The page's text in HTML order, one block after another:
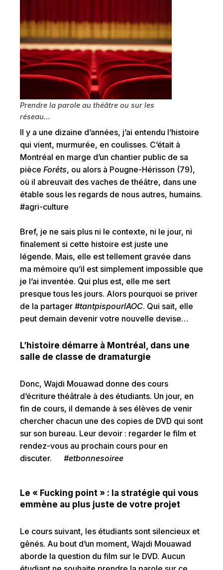
Prendre la parole au théâtre ou sur les
réseau…
Il y a une dizaine d’années, j’ai entendu l’histoire
qui vient, murmurée, en coulisses. C’était à
Montréal en marge d’un chantier public de sa
pièce Forêts, ou alors à Pougne-Hérisson (79),
où il abreuvait des vaches de théâtre, dans une
étable sous les regards de nous autres, humains.
#agri-culture
Bref, je ne sais plus ni le contexte, ni le jour, ni
finalement si cette histoire est juste une
légende. Mais, elle est tellement gravée dans
ma mémoire qu’il est simplement impossible que
je l’ai inventée. Qui plus est, elle me sert
presque tous les jours. Alors pourquoi se priver
de la partager #tantpispourlAOC. Qui sait, elle
peut demain devenir votre nouvelle devise…
L’histoire démarre à Montréal, dans une
salle de classe de dramaturgie
Donc, Wajdi Mouawad donne des cours
d’écriture théâtrale à des étudiants. Un jour, en
fin de cours, il demande à ses élèves de venir
chercher chacun une des copies de DVD qui sont
sur son bureau. Leur devoir : regarder le film et
rendez-vous au prochain cours pour en
discuter. #etbonnesoiree
Le « Fucking point » : la stratégie qui vous
emmène au plus juste de votre projet
Le cours suivant, les étudiants sont silencieux et
gênés. Au bout d’un moment, Wajdi Mouawad
aborde la question du film sur le DVD. Aucun